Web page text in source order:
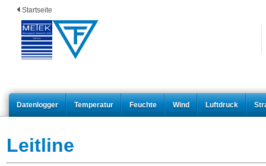
Startseite
Datenlogger Temperatur Feuchte Wind Luftdruck
Leitline